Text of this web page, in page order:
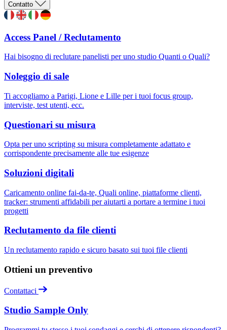
Contatto
Access Panel / Reclutamento
Hai bisogno di reclutare panelisti per uno studio Quanti o Quali?
Noleggio di sale
Ti accogliamo a Parigi, Lione e Lille per i tuoi focus group,
interviste, test utenti, ecc.
Questionari su misura
Opta per uno scripting su misura completamente adattato e
corrispondente precisamente alle tue esigenze
Soluzioni digitali
Caricamento online fai-da-te, Quali online, piattaforme clienti,
tracker: strumenti affidabili per aiutarti a portare a termine i tuoi
progetti
Reclutamento da file clienti
Un reclutamento rapido e sicuro basato sui tuoi file clienti
Ottieni un preventivo
Contattaci
Studio Sample Only